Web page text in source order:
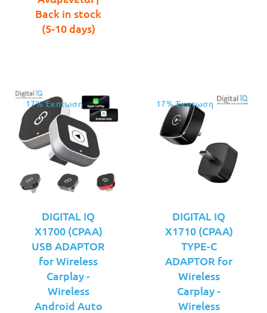
was:
€49.00.
Back in stock
(5-10 days)
17% Έκπτωση
DIGITAL IQ
X1700 (CPAA)
USB ADAPTOR
for Wireless
Carplay -
Wireless
Android Auto
17% Έκπτωση
DIGITAL IQ
X1710 (CPAA)
TYPE-C
ADAPTOR for
Wireless
Carplay -
Wireless